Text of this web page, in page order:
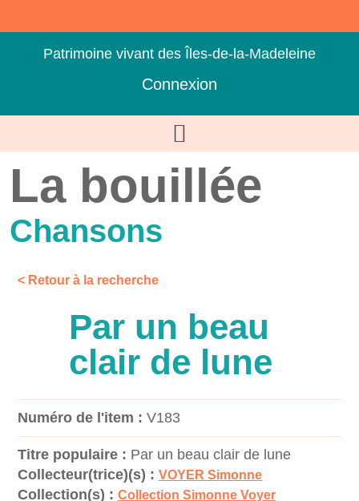
Patrimoine vivant des Îles-de-la-Madeleine
Connexion
La bouillée
Chansons
< Retour à la recherche
Par un beau
clair de lune
Numéro de l'item : V183
Titre populaire : Par un beau clair de lune
Collecteur(trice)(s) : VOYER Simonne
Collection(s) : Collection Simonne Voyer